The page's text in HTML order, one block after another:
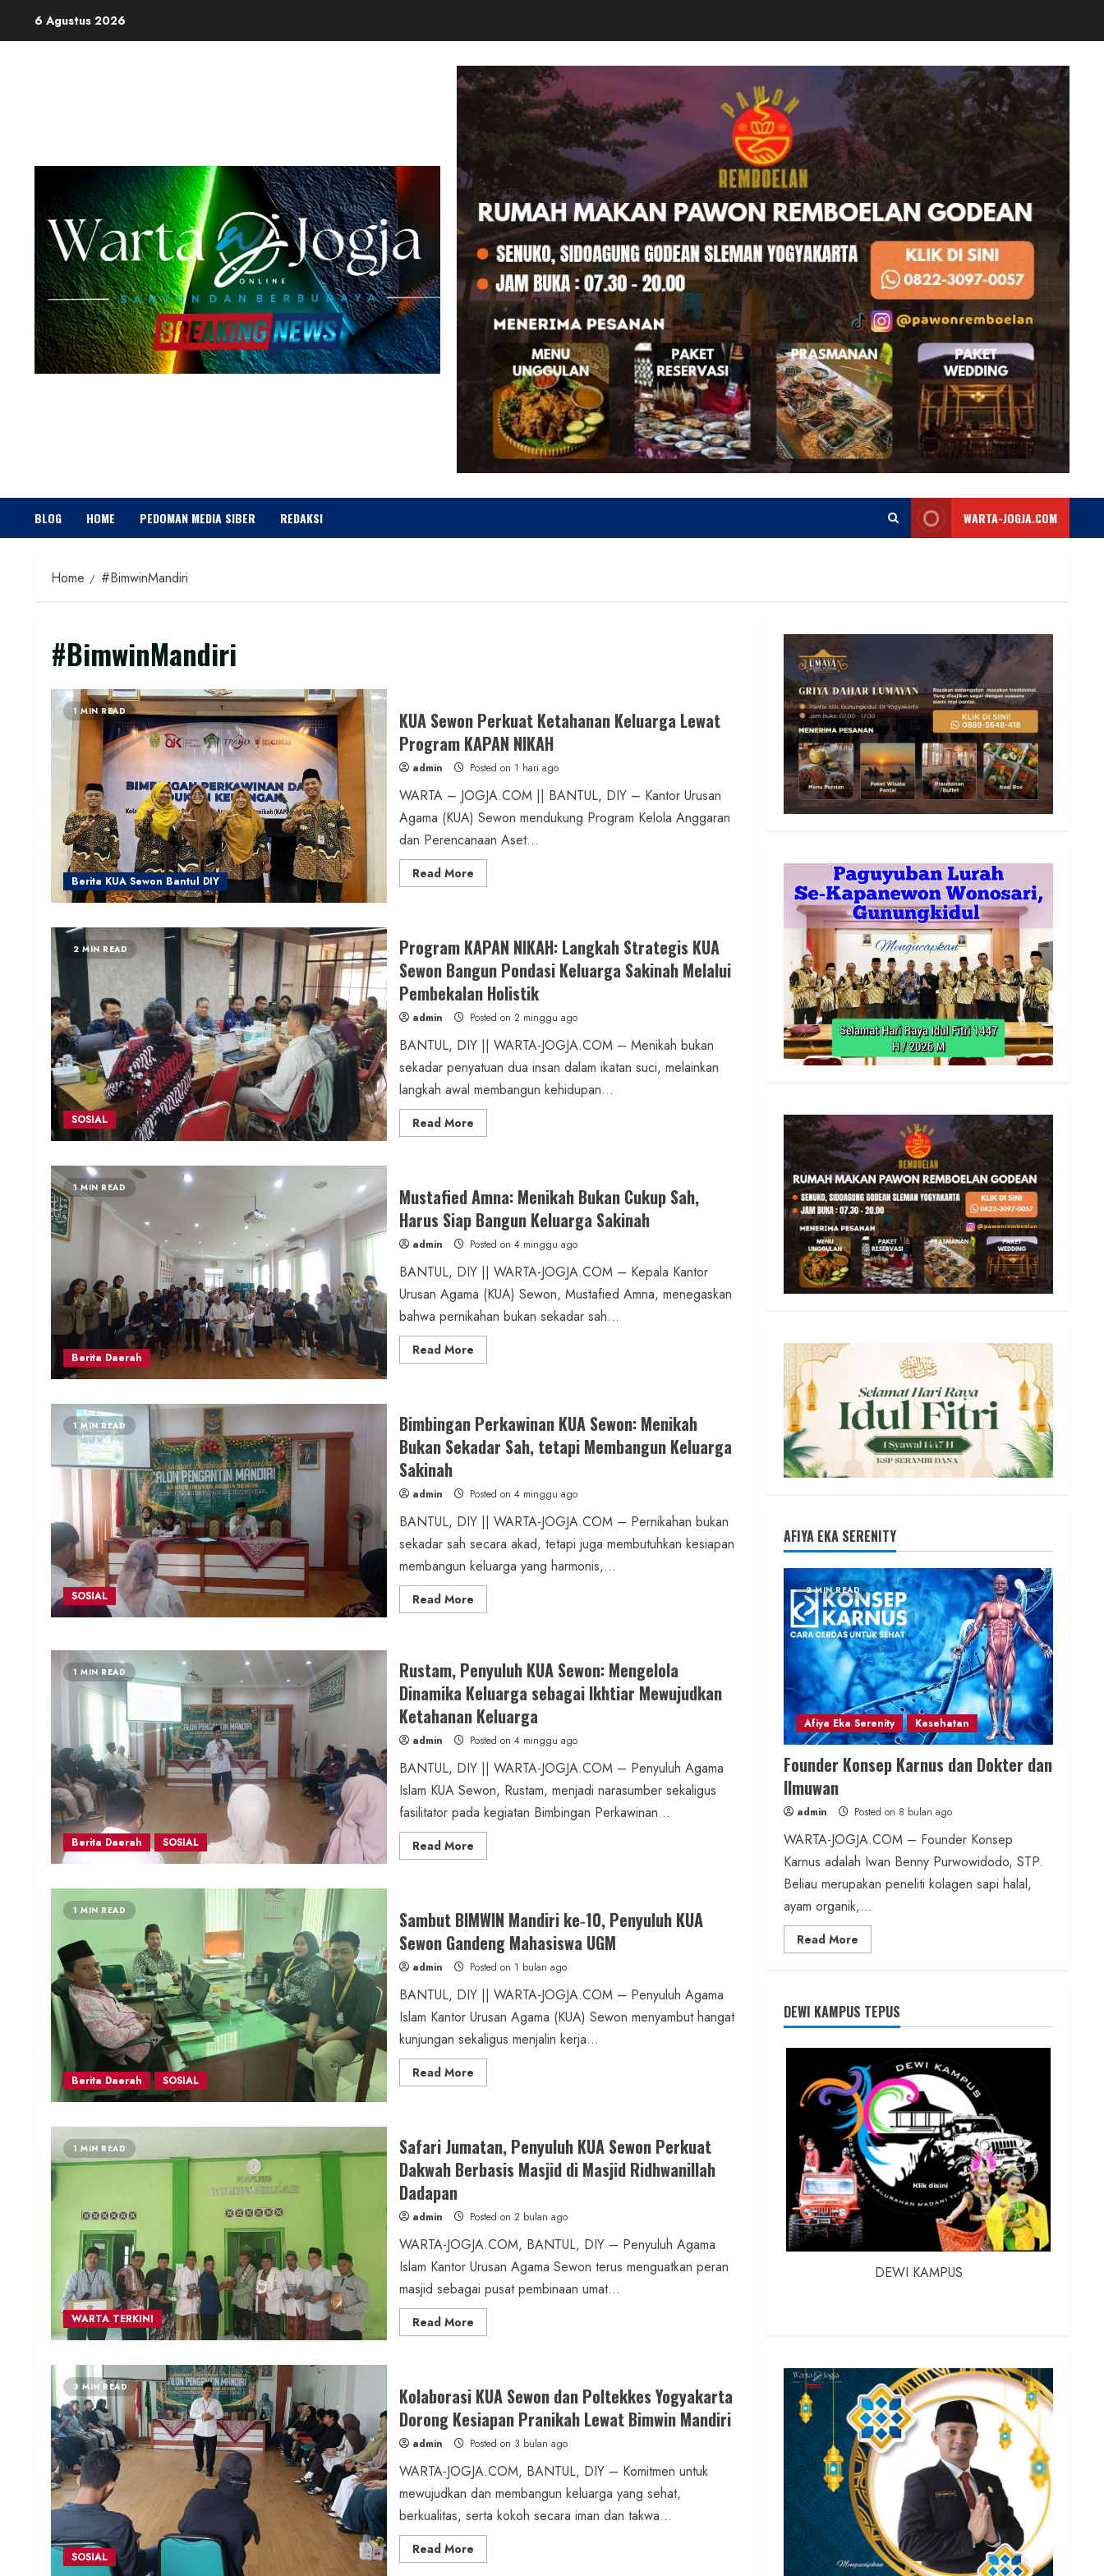
6 Agustus 2026
BLOG HOME PEDOMAN MEDIA SIBER REDAKSI WARTA-JOGJA.COM
Home #BimwinMandiri
#BimwinMandiri
1 MIN READ
Berita KUA Sewon Bantul DIY
KUA Sewon Perkuat Ketahanan Keluarga Lewat
Program KAPAN NIKAH
admin Posted on 1 hari ago
WARTA – JOGJA.COM || BANTUL, DIY – Kantor Urusan
Agama (KUA) Sewon mendukung Program Kelola Anggaran
dan Perencanaan Aset...
Read MoreRead
more
Ketahanan
Keluarga
Lewat
Program
KAPAN
NIKAH
2 MIN READ
SOSIAL
Program KAPAN NIKAH: Langkah Strategis KUA
Sewon Bangun Pondasi Keluarga Sakinah Melalui
Pembekalan Holistik
admin Posted on 2 minggu ago
BANTUL, DIY || WARTA-JOGJA.COM – Menikah bukan
sekadar penyatuan dua insan dalam ikatan suci, melainkan
langkah awal membangun kehidupan...
Read MoreRead
more
Langkah
Strategis
KUA
Sewon
Bangun
Pondasi
Sakinah
Melalui
Pembekalan
Holistik
1 MIN READ
Berita Daerah
Mustafied Amna: Menikah Bukan Cukup Sah,
Harus Siap Bangun Keluarga Sakinah
admin Posted on 4 minggu ago
BANTUL, DIY || WARTA-JOGJA.COM – Kepala Kantor
Urusan Agama (KUA) Sewon, Mustafied Amna, menegaskan
bahwa pernikahan bukan sekadar sah...
Read MoreRead
more
Bukan
Cukup
Sah,
Harus
Keluarga
Sakinah
1 MIN READ
SOSIAL
Bimbingan Perkawinan KUA Sewon: Menikah
Bukan Sekadar Sah, tetapi Membangun Keluarga
Sakinah
admin Posted on 4 minggu ago
BANTUL, DIY || WARTA-JOGJA.COM – Pernikahan bukan
sekadar sah secara akad, tetapi juga membutuhkan kesiapan
membangun keluarga yang harmonis,...
Read MoreRead
more
Sewon:
Menikah
Bukan
Sekadar
Sah,
tetapi
Membangun
Keluarga
Sakinah
1 MIN READ
Berita Daerah SOSIAL
Rustam, Penyuluh KUA Sewon: Mengelola
Dinamika Keluarga sebagai Ikhtiar Mewujudkan
Ketahanan Keluarga
admin Posted on 4 minggu ago
BANTUL, DIY || WARTA-JOGJA.COM – Penyuluh Agama
Islam KUA Sewon, Rustam, menjadi narasumber sekaligus
fasilitator pada kegiatan Bimbingan Perkawinan...
Read MoreRead
more
Sewon:
Mengelola
Dinamika
Keluarga
sebagai
Ikhtiar
Ketahanan
Keluarga
1 MIN READ
Berita Daerah SOSIAL
Sambut BIMWIN Mandiri ke‑10, Penyuluh KUA
Sewon Gandeng Mahasiswa UGM
admin Posted on 1 bulan ago
BANTUL, DIY || WARTA-JOGJA.COM – Penyuluh Agama
Islam Kantor Urusan Agama (KUA) Sewon menyambut hangat
kunjungan sekaligus menjalin kerja...
Read MoreRead
more
ke‑10,
Penyuluh
KUA
Sewon
UGM
1 MIN READ
WARTA TERKINI
Safari Jumatan, Penyuluh KUA Sewon Perkuat
Dakwah Berbasis Masjid di Masjid Ridhwanillah
Dadapan
admin Posted on 2 bulan ago
WARTA-JOGJA.COM, BANTUL, DIY – Penyuluh Agama
Islam Kantor Urusan Agama Sewon terus menguatkan peran
masjid sebagai pusat pembinaan umat...
Read MoreRead
more
KUA
Sewon
Perkuat
Dakwah
Berbasis
Masjid
Masjid
Ridhwanillah
Dadapan
3 MIN READ
SOSIAL
Kolaborasi KUA Sewon dan Poltekkes Yogyakarta
Dorong Kesiapan Pranikah Lewat Bimwin Mandiri
admin Posted on 3 bulan ago
WARTA-JOGJA.COM, BANTUL, DIY – Komitmen untuk
mewujudkan dan membangun keluarga yang sehat,
berkualitas, serta kokoh secara iman dan takwa...
Read MoreRead
more
AFIYA EKA SERENITY
2 MIN READ
Afiya Eka Serenity Kesehatan
Founder Konsep Karnus dan Dokter dan
Ilmuwan
admin Posted on 8 bulan ago
WARTA-JOGJA.COM – Founder Konsep
Karnus adalah Iwan Benny Purwowidodo, STP.
Beliau merupakan peneliti kolagen sapi halal,
ayam organik,...
Read More
more
dan
Dokter
dan
DEWI KAMPUS TEPUS
DEWI KAMPUS